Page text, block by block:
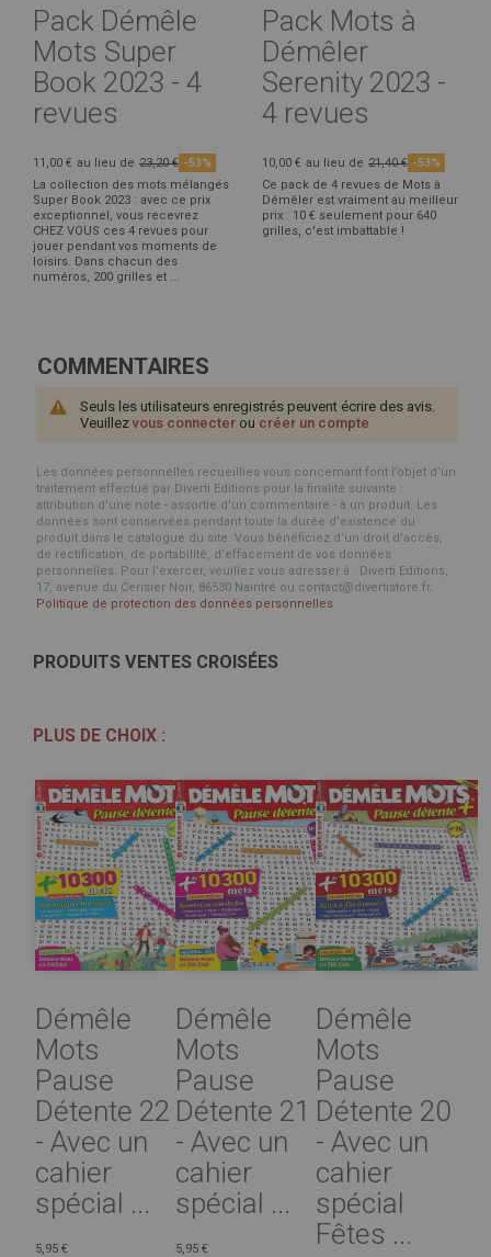
Pack Démêle
Mots Super
Book 2023 - 4
revues
11,00 € au lieu de 23,20 € -53%
La collection des mots mélangés
Super Book 2023 : avec ce prix
exceptionnel, vous recevrez
CHEZ VOUS ces 4 revues pour
jouer pendant vos moments de
loisirs. Dans chacun des
numéros, 200 grilles et ...
Pack Mots à
Démêler
Serenity 2023 -
4 revues
10,00 € au lieu de 21,40 € -53%
Ce pack de 4 revues de Mots à
Démêler est vraiment au meilleur
prix : 10 € seulement pour 640
grilles, c'est imbattable !
COMMENTAIRES
Seuls les utilisateurs enregistrés peuvent écrire des avis.
Veuillez vous connecter ou créer un compte
Les données personnelles recueillies vous concernant font l’objet d’un
traitement effectué par Diverti Editions pour la finalité suivante :
attribution d'une note - assortie d'un commentaire - à un produit. Les
données sont conservées pendant toute la durée d'existence du
produit dans le catalogue du site. Vous bénéficiez d’un droit d’accès,
de rectification, de portabilité, d’effacement de vos données
personnelles. Pour l’exercer, veuillez vous adresser à : Diverti Editions,
17, avenue du Cerisier Noir, 86530 Naintré ou contact@divertistore.fr.
Politique de protection des données personnelles
PRODUITS VENTES CROISÉES
PLUS DE CHOIX :
Démêle
Mots
Pause
Détente 22
- Avec un
cahier
spécial ...
5,95 €
Démêle
Mots
Pause
Détente 21
- Avec un
cahier
spécial ...
5,95 €
Démêle
Mots
Pause
Détente 20
- Avec un
cahier
spécial
Fêtes ...